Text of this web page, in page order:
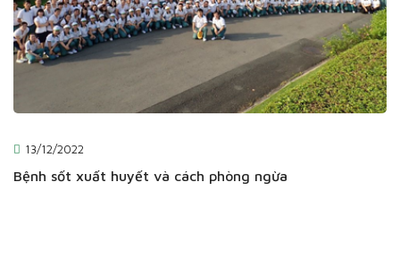
13/12/2022
Bệnh sốt xuất huyết và cách phòng ngừa